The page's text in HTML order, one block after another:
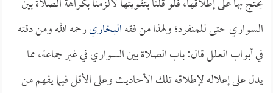
السواري حتى للمنفرد؛ ولهذا من فقهالبخاريرحمه الله ومن دقته
في أبواب العلل قال: باب الصلاة بين السواري في غير جماعة، مما
يدل على إعلاله لإطلاقه تلك الأحاديث وعلى الأقل فيما يفهم من